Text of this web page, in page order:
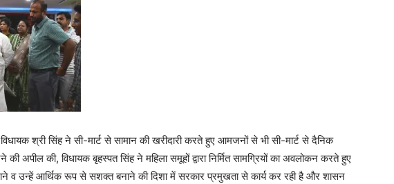
श्री सिंह ने सी-मार्ट से सामान की खरीदारी करते हुए आमजनों से भी सी-मार्ट से दैनिक
की अपील की, विधायक बृहस्पत सिंह ने महिला समूहों द्वारा निर्मित सामग्रियों का अवलोकन करते हुए
व उन्हें आर्थिक रूप से सशक्त बनाने की दिशा में सरकार प्रमुखता से कार्य कर रही है और शासन